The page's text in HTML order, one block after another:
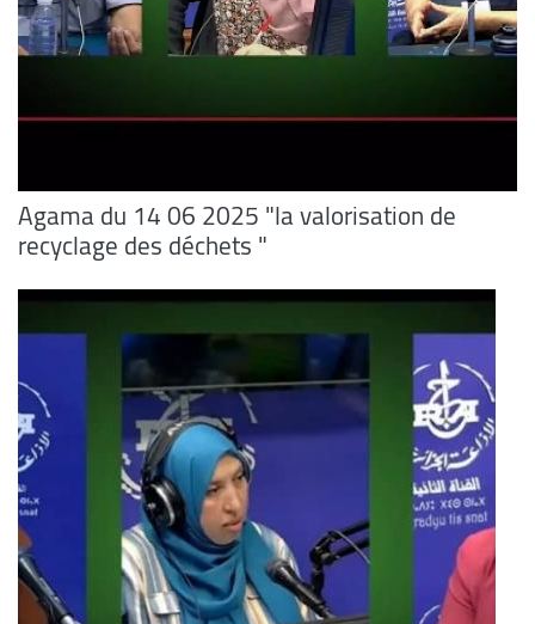
Agama du 14 06 2025 "la valorisation de
recyclage des déchets "